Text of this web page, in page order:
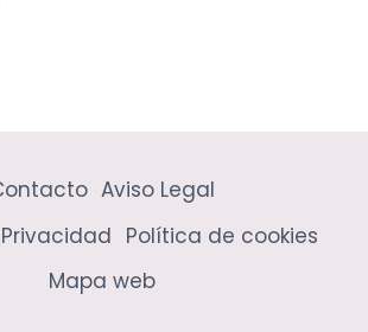
Aviso Legal
Política de cookies
Mapa web